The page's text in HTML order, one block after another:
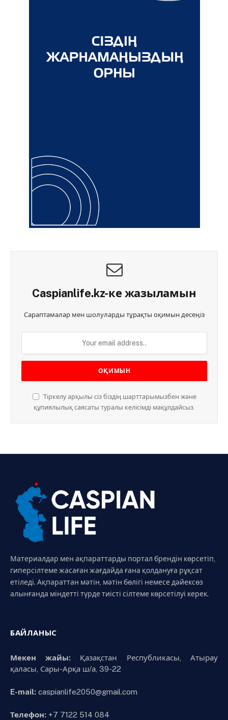
Caspianlife.kz-ке жазыламын
Сараптамалар мен шолуларды тұрақты оқимын десеңіз
Тіркелу арқылы сіз біздің шарттарымызбен және
құпиялылық саясаты туралы келісімді мақұлдайсыз.
Материалдар мен ақпараттарды портал брендін көрсетіп,
гиперсілтеме жасаған жағдайда ғана қолдануға рұқсат
етіледі. Ақпараттан мәтін, мәтін бөлігі немесе дәйексөз
алынғанда міндетті түрде тиісті сілтеме көрсетілуі керек.
БАЙЛАНЫС
Мекен жайы:Қазақстан Республикасы, Атырау
қаласы, Сары-Арқа ш/а, 39-22
E-mail: caspianlife2050@gmail.com
Телефон: +7 7122 514 084